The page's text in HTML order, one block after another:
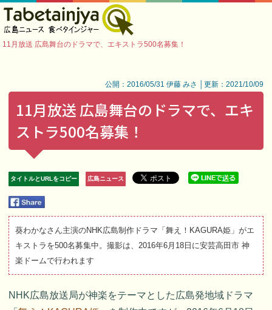
11月放送 広島舞台のドラマで、エキストラ500名募集！
公開：2016/05/31 伊藤 みさ │更新：2021/10/09
11月放送 広島舞台のドラマで、エキ
ストラ500名募集！
タイトルとURLをコピー 広島ニュース
葵わかなさん主演のNHK広島制作ドラマ「舞え！KAGURA姫」がエ
キストラを500名募集中。撮影は、2016年6月18日に安芸高田市 神
楽ドームで行われます
NHK広島放送局が神楽をテーマとした広島発地域ドラマ